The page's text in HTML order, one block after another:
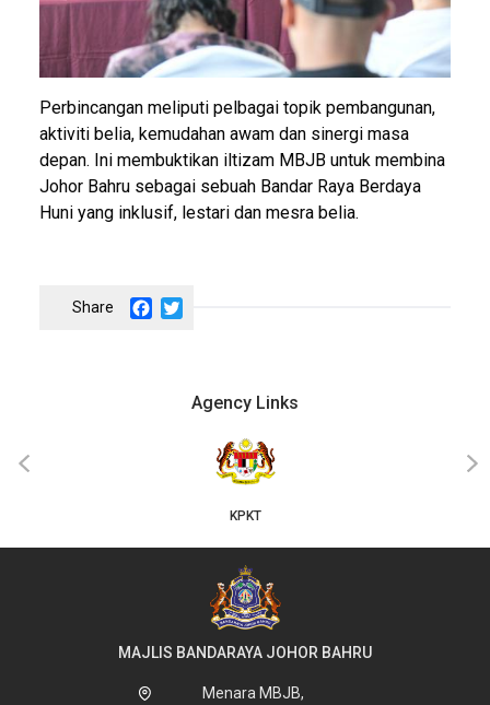
Perbincangan meliputi pelbagai topik pembangunan,
aktiviti belia, kemudahan awam dan sinergi masa
depan. Ini membuktikan iltizam MBJB untuk membina
Johor Bahru sebagai sebuah Bandar Raya Berdaya
Huni yang inklusif, lestari dan mesra belia.
Facebook
Agency Links
JKT
‹ ›
MAJLIS BANDARAYA JOHOR BAHRU
Menara MBJB,